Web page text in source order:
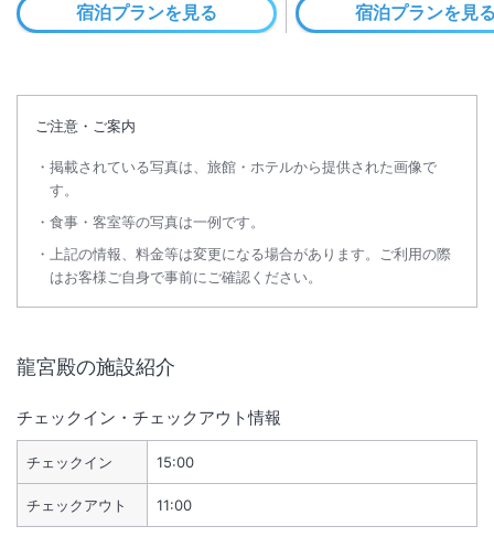
宿泊プランを見る
宿泊プランを見
ご注意・ご案内
掲載されている写真は、旅館・ホテルから提供された画像で
す。
食事・客室等の写真は一例です。
上記の情報、料金等は変更になる場合があります。ご利用の際
はお客様ご自身で事前にご確認ください。
龍宮殿の施設紹介
チェックイン・チェックアウト情報
チェックイン 15:00
チェックアウト 11:00